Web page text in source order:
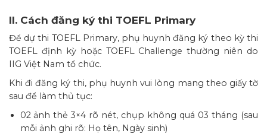
II. Cách đăng ký thi TOEFL Primary
Để dự thi TOEFL Primary, phụ huynh đăng ký theo kỳ thi
TOEFL định kỳ hoặc TOEFL Challenge thường niên do
IIG Việt Nam tổ chức.
Khi đi đăng ký thi, phụ huynh vui lòng mang theo giấy tờ
sau để làm thủ tục:
02 ảnh thẻ 3×4 rõ nét, chụp không quá 03 tháng (sau
mỗi ảnh ghi rõ: Họ tên, Ngày sinh)